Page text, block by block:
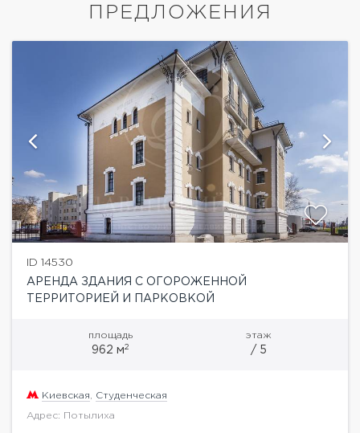
ПРЕДЛОЖЕНИЯ
ID 14530
АРЕНДА ЗДАНИЯ С ОГОРОЖЕННОЙ
ТЕРРИТОРИЕЙ И ПАРКОВКОЙ
площадь
962 м2
этаж
/ 5
Киевская Студенческая
Адрес: Потылиха